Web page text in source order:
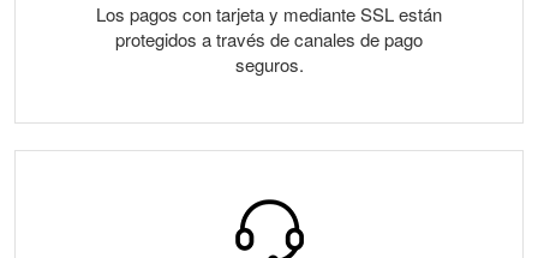
Los pagos con tarjeta y mediante SSL están
protegidos a través de canales de pago
seguros.